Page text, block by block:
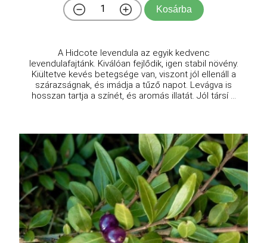
Kosárba
A Hidcote levendula az egyik kedvenc
levendulafajtánk. Kiválóan fejlődik, igen stabil növény.
Kiültetve kevés betegsége van, viszont jól ellenáll a
szárazságnak, és imádja a tűző napot. Levágva is
hosszan tartja a színét, és aromás illatát. Jól társí ...